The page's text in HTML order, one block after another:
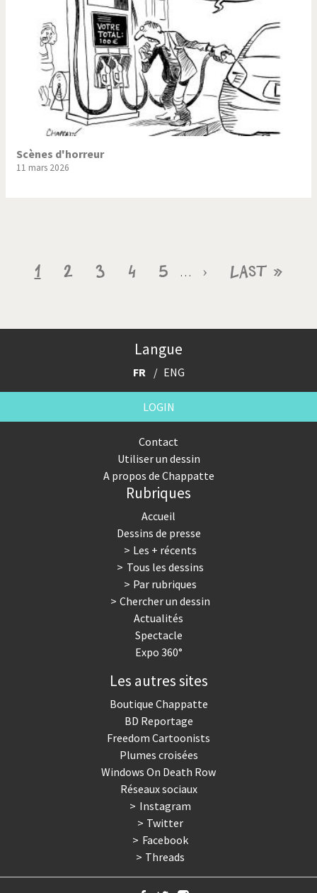
Scènes d'horreur
11 mars 2026
Pagination
Page
1 Page
2 Page
3 Page
4 Page
5 …
Page
›
Dernière
Last »
Langue
FR ENG
LOGIN
Contact
Utiliser un dessin
A propos de Chappatte
Rubriques
Accueil
Dessins de presse
Les + récents
Tous les dessins
Par rubriques
Chercher un dessin
Actualités
Spectacle
Expo 360°
Les autres sites
Boutique Chappatte
BD Reportage
Freedom Cartoonists
Plumes croisées
Windows On Death Row
Réseaux sociaux
Instagram
Twitter
Facebook
Threads